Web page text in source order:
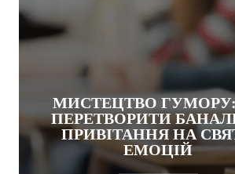
МИСТЕЦТВО
ПЕРЕТВОРИТИ
ПРИВІТАННЯ НА
ЕМОЦІЙ